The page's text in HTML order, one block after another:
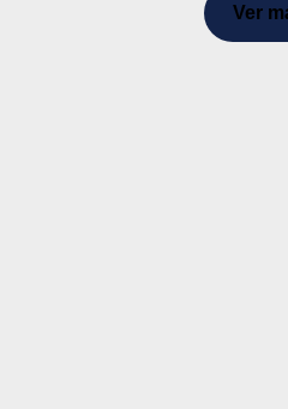
Ver